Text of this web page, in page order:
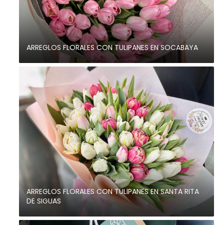
ARREGLOS FLORALES CON TULIPANES EN SOCABAYA
ARREGLOS FLORALES CON TULIPANES EN SANTA RITA
DE SIGUAS